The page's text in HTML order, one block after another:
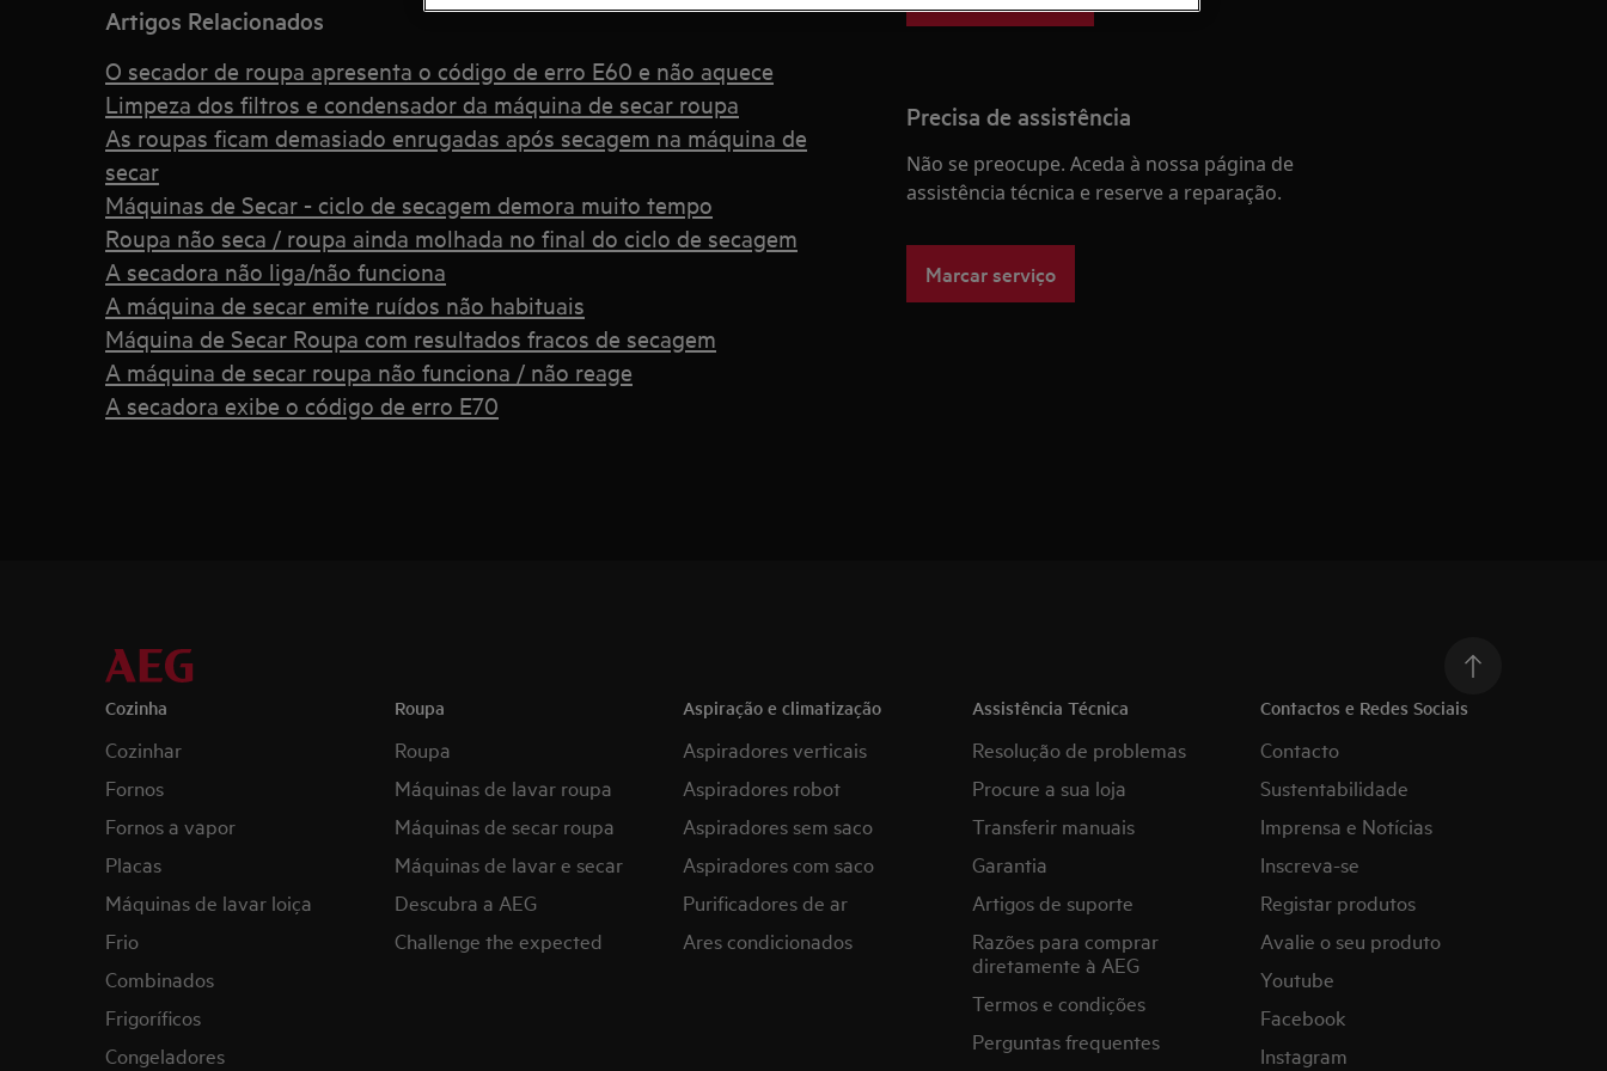
Artigos Relacionados
O secador de roupa apresenta o código de erro E60 e não aquece
Limpeza dos filtros e condensador da máquina de secar roupa
As roupas ficam demasiado enrugadas após secagem na máquina de
secar
Máquinas de Secar - ciclo de secagem demora muito tempo
Roupa não seca / roupa ainda molhada no final do ciclo de secagem
A secadora não liga/não funciona
A máquina de secar emite ruídos não habituais
Máquina de Secar Roupa com resultados fracos de secagem
A máquina de secar roupa não funciona / não reage
A secadora exibe o código de erro E70
Precisa de assistência
Não se preocupe. Aceda à nossa página de
assistência técnica e reserve a reparação.
Marcar serviço
Cozinha
Cozinhar
Fornos
Fornos a vapor
Placas
Máquinas de lavar loiça
Frio
Combinados
Frigoríficos
Congeladores
Roupa
Roupa
Máquinas de lavar roupa
Máquinas de secar roupa
Máquinas de lavar e secar
Descubra a AEG
Challenge the expected
Aspiração e climatização
Aspiradores verticais
Aspiradores robot
Aspiradores sem saco
Aspiradores com saco
Purificadores de ar
Ares condicionados
Assistência Técnica
Resolução de problemas
Procure a sua loja
Transferir manuais
Garantia
Artigos de suporte
Razões para comprar
diretamente à AEG
Termos e condições
Perguntas frequentes
Contactos e Redes Sociais
Contacto
Sustentabilidade
Imprensa e Notícias
Inscreva-se
Registar produtos
Avalie o seu produto
Youtube
Facebook
Instagram